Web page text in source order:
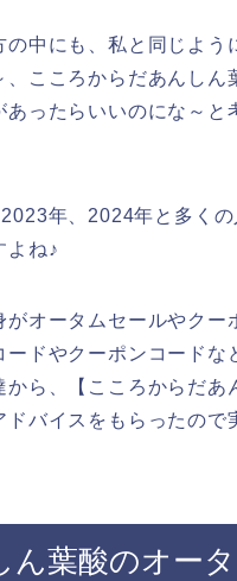
中にも、私と同じよ
こころからだあんしん
ったらいいのにな～と
年、2024年と多く
よね♪
オータムセールやク
ドやクーポンコードな
ら、【こころからだ
バイスをもらったので
ん葉酸のオー